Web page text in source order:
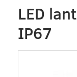
LED
IP67